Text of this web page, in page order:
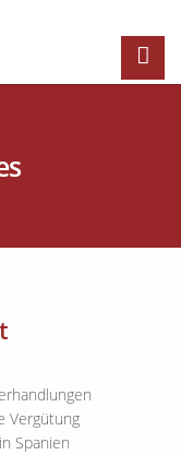
Vergütung
Spanien